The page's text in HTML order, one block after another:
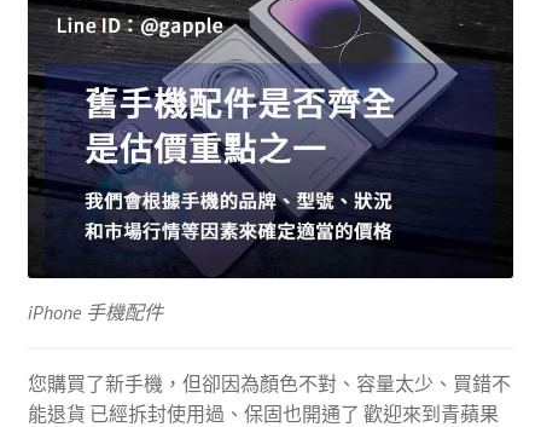
iPhone 手機配件
您購買了新手機，但卻因為顏色不對、容量太少、買錯不
能退貨 已經拆封使用過、保固也開通了 歡迎來到青蘋果